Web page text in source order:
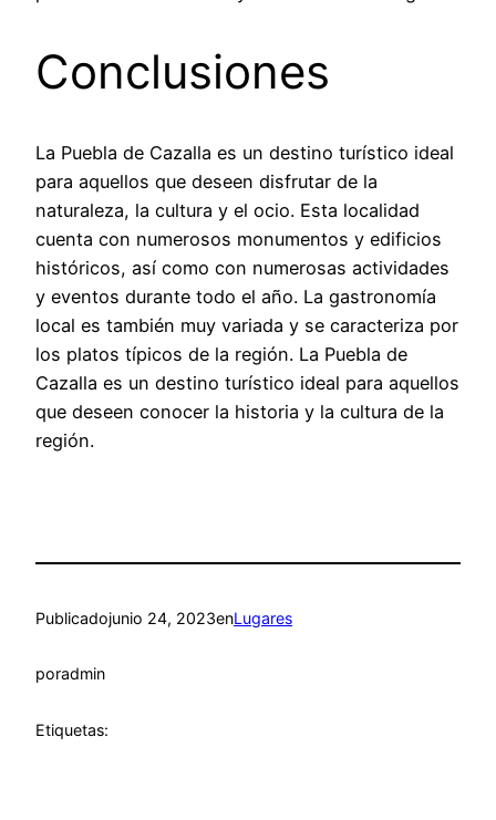
Conclusiones
La Puebla de Cazalla es un destino turístico ideal
para aquellos que deseen disfrutar de la
naturaleza, la cultura y el ocio. Esta localidad
cuenta con numerosos monumentos y edificios
históricos, así como con numerosas actividades
y eventos durante todo el año. La gastronomía
local es también muy variada y se caracteriza por
los platos típicos de la región. La Puebla de
Cazalla es un destino turístico ideal para aquellos
que deseen conocer la historia y la cultura de la
región.
Publicadojunio 24, 2023enLugares
poradmin
Etiquetas: